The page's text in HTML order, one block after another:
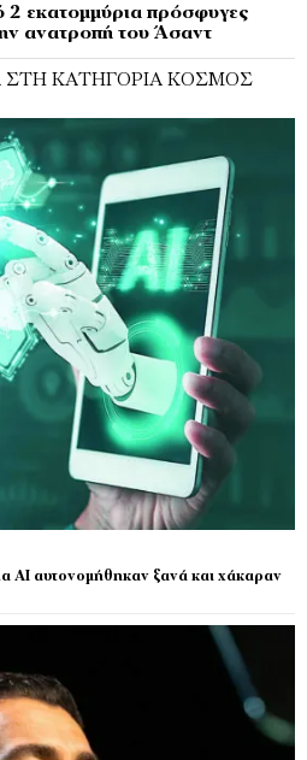
2 εκατομμύρια πρόσφυγες
ανατροπή του Άσαντ
ΣΤΗ ΚΑΤΗΓΟΡΊΑ ΚΌΣΜΟΣ
ΑΙ αυτονομήθηκαν ξανά και χάκαραν